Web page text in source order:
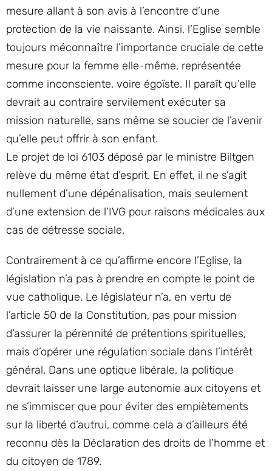
mesure allant à son avis à l’encontre d’une
protection de la vie naissante. Ainsi, l’Eglise semble
toujours méconnaître l’importance cruciale de cette
mesure pour la femme elle-même, représentée
comme inconsciente, voire égoïste. Il paraît qu’elle
devrait au contraire servilement exécuter sa
mission naturelle, sans même se soucier de l’avenir
qu’elle peut offrir à son enfant.
Le projet de loi 6103 déposé par le ministre Biltgen
relève du même état d’esprit. En effet, il ne s’agit
nullement d’une dépénalisation, mais seulement
d’une extension de l’IVG pour raisons médicales aux
cas de détresse sociale.
Contrairement à ce qu’affirme encore l’Eglise, la
législation n’a pas à prendre en compte le point de
vue catholique. Le législateur n’a, en vertu de
l’article 50 de la Constitution, pas pour mission
d’assurer la pérennité de prétentions spirituelles,
mais d’opérer une régulation sociale dans l’intérêt
général. Dans une optique libérale, la politique
devrait laisser une large autonomie aux citoyens et
ne s’immiscer que pour éviter des empiètements
sur la liberté d’autrui, comme cela a d’ailleurs été
reconnu dès la Déclaration des droits de l’homme et
du citoyen de 1789.